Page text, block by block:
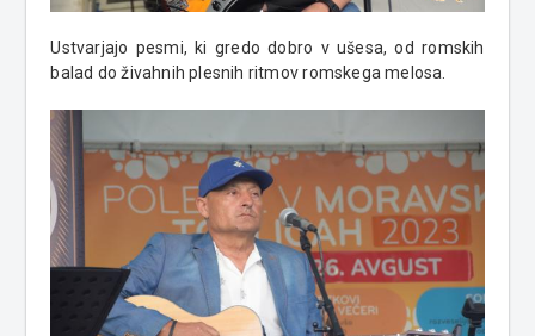
Ustvarjajo pesmi, ki gredo dobro v ušesa, od romskih
balad do živahnih plesnih ritmov romskega melosa.